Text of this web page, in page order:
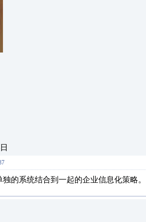
的系统结合到一起的企业信息化策略。